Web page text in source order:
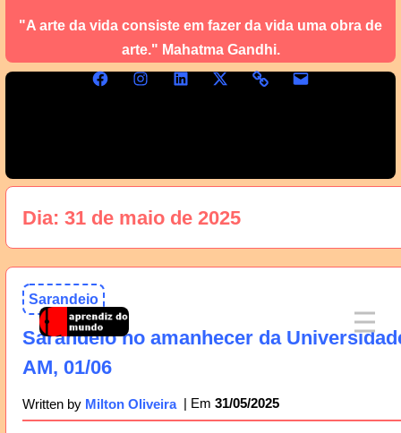
"A arte da vida consiste em fazer da vida uma obra de
arte." Mahatma Gandhi.
Dia: 31 de maio de 2025
Sarandeio
Sarandeio no amanhecer da
AM, 01/06
Written by Milton Oliveira 31/05/2025